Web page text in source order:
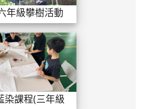
年級攀樹活動
1150428藍染
染課程(三年級)